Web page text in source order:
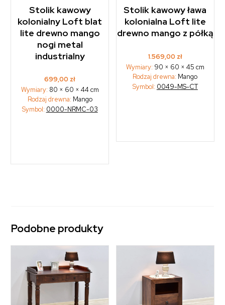
Stolik kawowy
kolonialny Loft blat
lite drewno mango
nogi metal
industrialny
699,00 zł
Wymiary: 80 × 60 × 44 cm
Rodzaj drewna: Mango
Symbol: 0000-NRMC-03
Stolik kawowy ława
kolonialna Loft lite
drewno mango z półką
1.569,00 zł
Wymiary: 90 × 60 × 45 cm
Rodzaj drewna: Mango
Symbol: 0049-MS-CT
Podobne produkty